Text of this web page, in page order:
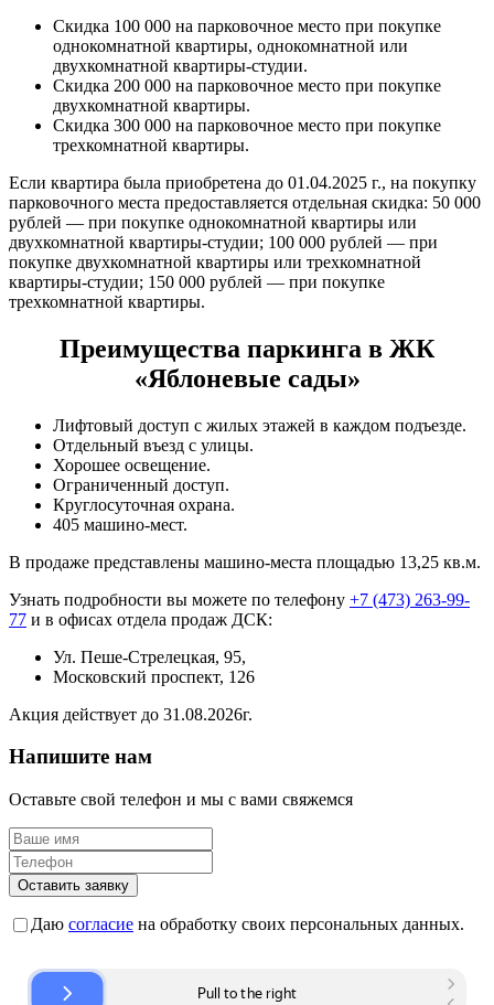
Скидка 100 000 на парковочное место при покупке
однокомнатной квартиры, однокомнатной или
двухкомнатной квартиры-студии.
Скидка 200 000 на парковочное место при покупке
двухкомнатной квартиры.
Скидка 300 000 на парковочное место при покупке
трехкомнатной квартиры.
Если квартира была приобретена до 01.04.2025 г., на покупку
парковочного места предоставляется отдельная скидка: 50 000
рублей — при покупке однокомнатной квартиры или
двухкомнатной квартиры-студии; 100 000 рублей — при
покупке двухкомнатной квартиры или трехкомнатной
квартиры-студии; 150 000 рублей — при покупке
трехкомнатной квартиры.
Преимущества паркинга в ЖК
«Яблоневые сады»
Лифтовый доступ с жилых этажей в каждом подъезде.
Отдельный въезд с улицы.
Хорошее освещение.
Ограниченный доступ.
Круглосуточная охрана.
405 машино-мест.
В продаже представлены машино-места площадью 13,25 кв.м.
Узнать подробности вы можете по телефону +7 (473) 263-99-
77 и в офисах отдела продаж ДСК:
Ул. Пеше-Стрелецкая, 95,
Московский проспект, 126
Акция действует до 31.08.2026г.
Напишите нам
Оставьте свой телефон и мы с вами свяжемся
Оставить заявку
Даю согласие на обработку своих персональных данных.